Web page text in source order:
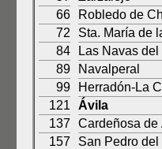
66
Robledo de
72
Sta. María de
84
Las Navas
89
Navalperal
99
Herradón-La
121
Ávila
137
Cardeñosa de
157
San Pedro del